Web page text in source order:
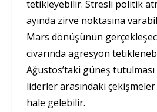
tetikleyebilir. Stresli politik
ayında zirve noktasına
Mars dönüşünün
civarında agresyon
Ağustos’taki güneş tutulması
liderler arasındaki
hale gelebilir.